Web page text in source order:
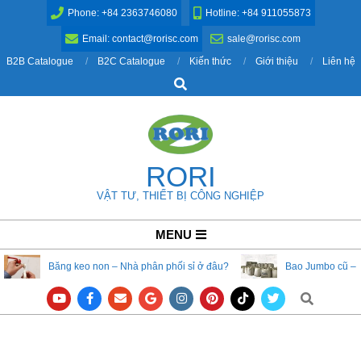
Phone: +84 2363746080 Hotline: +84 911055873
Email: contact@rorisc.com
sale@rorisc.com
B2B Catalogue
B2C Catalogue Kiến thức Giới thiệu
Liên hệ
Search
RORI
VẬT TƯ, THIẾT BỊ CÔNG NGHIỆP
Navigation
Menu
MENU
Băng keo non – Nhà phân phối sỉ ở đâu? Bao Jumbo cũ –
Search